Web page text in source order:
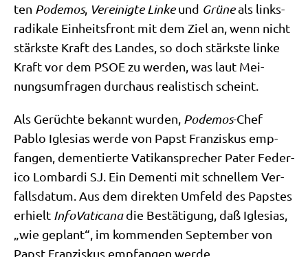
ten Pode­mos, Ver­ei­nig­te Lin­keund Grü­neals links­
ra­di­ka­le Ein­heits­front mit dem Ziel an, wenn nicht
stärk­ste Kraft des Lan­des, so doch stärk­ste lin­ke
Kraft vor dem PSOE zu wer­den, was laut Mei­
nungs­um­fra­gen durch­aus rea­li­stisch scheint.
Als Gerüch­te bekannt wur­den, Pode­mos-Chef
Pablo Igle­si­as wer­de von Papst Fran­zis­kus emp­
fan­gen, demen­tier­te Vati­kan­spre­cher Pater Feder­
i­co Lom­bar­di SJ. Ein Demen­ti mit schnel­lem Ver­
falls­da­tum. Aus dem direk­ten Umfeld des Pap­stes
erhielt Info­Va­ti­ca­nadie Bestä­ti­gung, daß Igle­si­as,
„wie geplant“, im kom­men­den Sep­tem­ber von
Papst Fran­zis­kus emp­fan­gen werde.